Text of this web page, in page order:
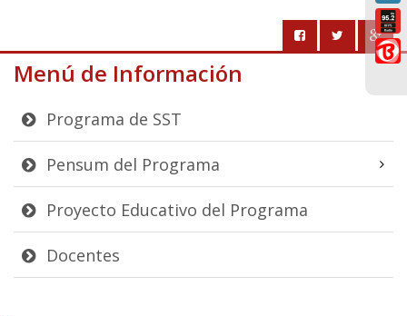
Menú de Información
Programa de SST
Pensum del Programa
Proyecto Educativo del Programa
Docentes